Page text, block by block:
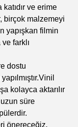
katıdır ve erime
birçok malzemeyi
yapışkan filmin
farklı
dostu
kolayca aktarılır
süre
önereceğiz.